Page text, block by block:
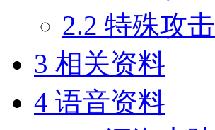
2.2 特殊攻击
3 相关资料
4 语音资料